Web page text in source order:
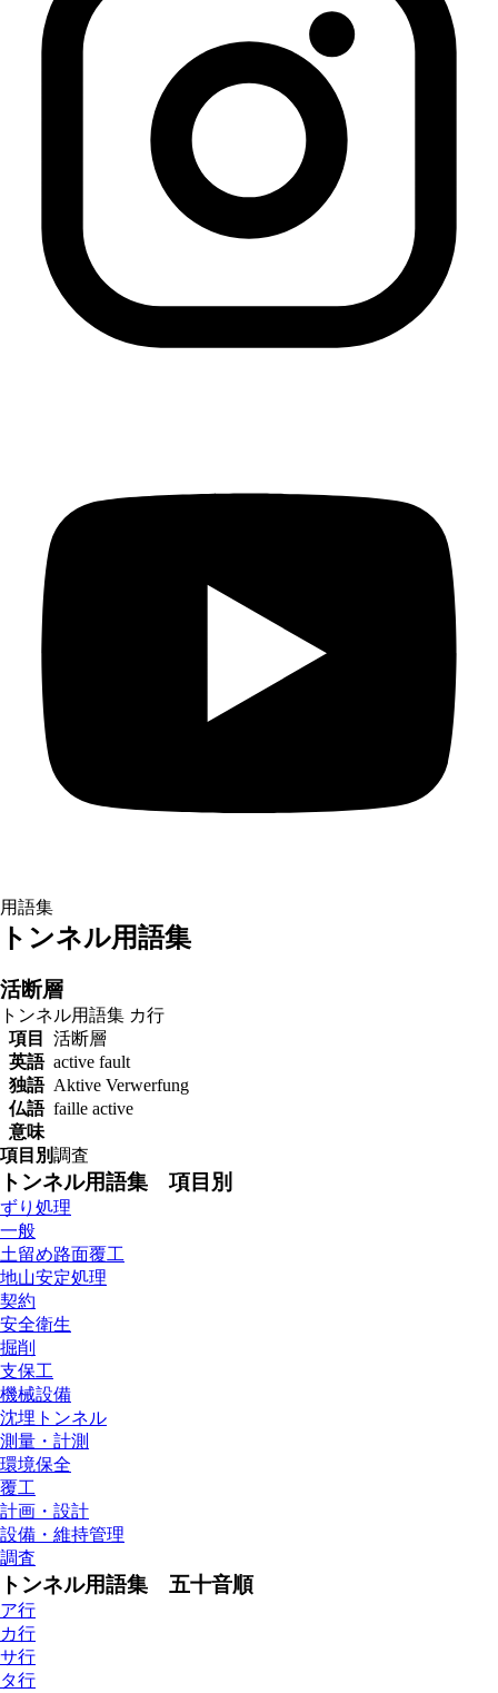
用語集
トンネル用語集
活断層
トンネル用語集 カ行
項目
活断層
英語 active fault
独語 Aktive Verwerfung
仏語 faille active
意味
項目別調査
トンネル用語集 項目別
ずり処理
一般
土留め路面覆工
地山安定処理
契約
安全衛生
掘削
支保工
機械設備
沈埋トンネル
測量・計測
環境保全
覆工
計画・設計
設備・維持管理
調査
トンネル用語集 五十音順
ア行
カ行
サ行
タ行